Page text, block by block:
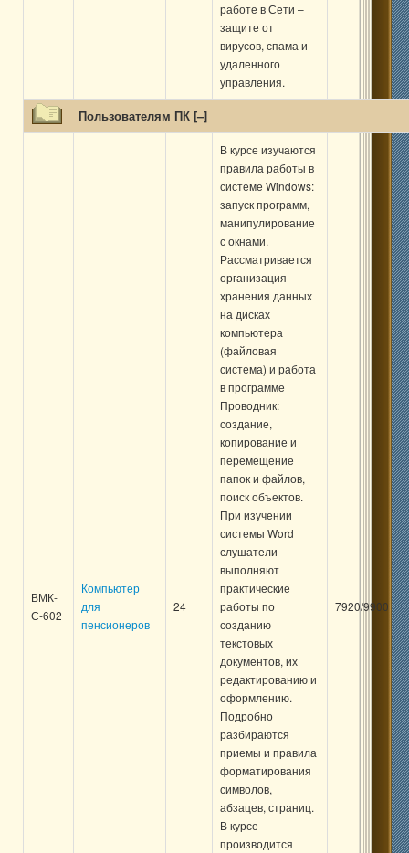
работе в Сети –
защите от
вирусов, спама и
удаленного
управления.
Пользователям ПК [–]
ВМК-
С-602
Компьютер
для
пенсионеров
24
В курсе изучаются
правила работы в
системе Windows:
запуск программ,
манипулирование
с окнами.
Рассматривается
организация
хранения данных
на дисках
компьютера
(файловая
система) и работа
в программе
Проводник:
создание,
копирование и
перемещение
папок и файлов,
поиск объектов.
При изучении
системы Word
слушатели
выполняют
практические
работы по
созданию
текстовых
документов, их
редактированию и
оформлению.
Подробно
разбираются
приемы и правила
форматирования
символов,
абзацев, страниц.
В курсе
производится
7920/9900